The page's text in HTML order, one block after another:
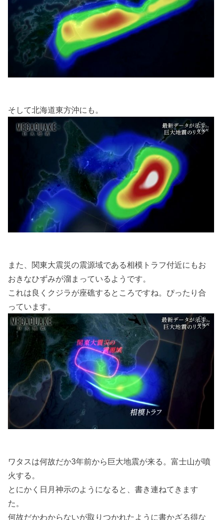
そして北海道東方沖にも。
また、関東大震災の震源域である相模トラフ付近にもお
おきなひずみが溜まっているようです。
これは良くクジラが座礁するところですね。ぴったり合
っています。
ワタスは何故だか3年前から巨大地震が来る。富士山が噴
火する。
とにかく日月神示のようになると、書き連ねてきます
た。
何故だかわからないが取りつかれたように書かざる得な